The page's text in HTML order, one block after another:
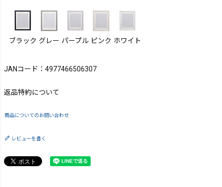
ブラック グレー パープル ピンク ホワイト
JANコード：4977466506307
返品特約について
商品についてのお問い合わせ
レビューを書く